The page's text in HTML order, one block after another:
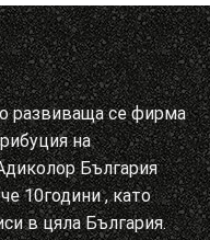
развиваща се фирма
на
България
10години , като
в цяла България.